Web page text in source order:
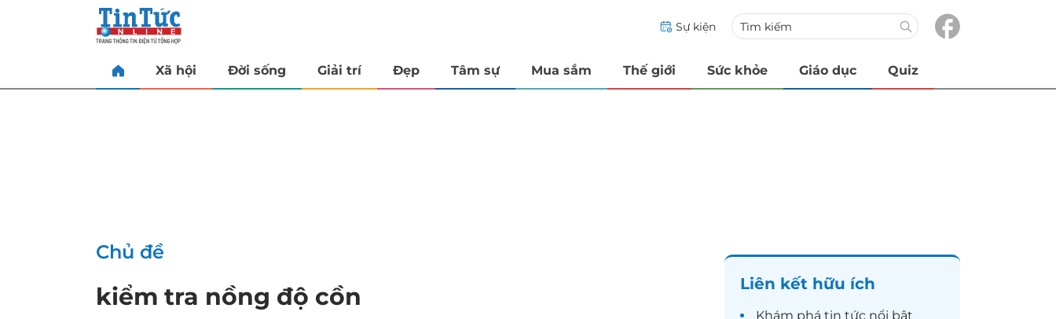
Sự kiện
Xã hội Đời sống Giải trí Đẹp Tâm sự Mua sắm Thế giới Sức khỏe Giáo dục Quiz
Chủ đề
kiểm tra nồng độ cồn Liên kết hữu ích
Khám phá tin tức nổi bật